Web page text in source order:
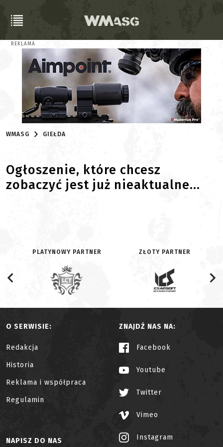
REKLAMA
WMASG GIEŁDA
Ogłoszenie, które chcesz
zobaczyć jest już nieaktualne...
PLATYNOWY PARTNER ZŁOTY PARTNER
O SERWISIE:
Redakcja
Historia
Reklama i współpraca
Regulamin
ZNAJDŹ NAS NA:
Facebook
Youtube
Twitter
Vimeo
Instagram
NAPISZ DO NAS